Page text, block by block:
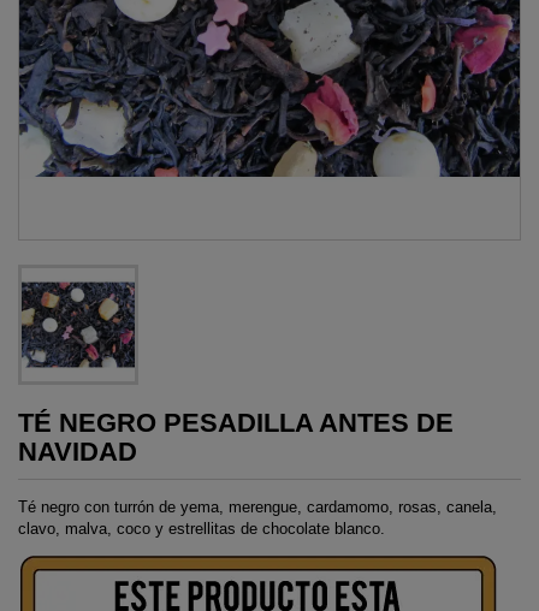
TÉ NEGRO PESADILLA ANTES DE
NAVIDAD
Té negro con turrón de yema, merengue, cardamomo, rosas, canela,
clavo, malva, coco y estrellitas de chocolate blanco.